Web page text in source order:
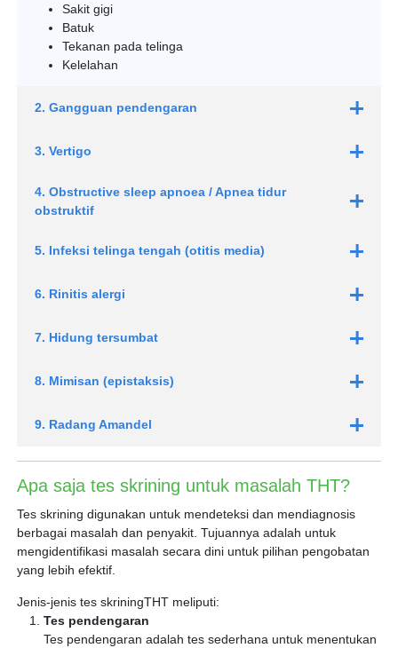
Sakit gigi
Batuk
Tekanan pada telinga
Kelelahan
2. Gangguan pendengaran
3. Vertigo
4. Obstructive sleep apnoea / Apnea tidur
obstruktif
5. Infeksi telinga tengah (otitis media)
6. Rinitis alergi
7. Hidung tersumbat
8. Mimisan (epistaksis)
9. Radang Amandel
Apa saja tes skrining untuk masalah THT?
Tes skrining digunakan untuk mendeteksi dan mendiagnosis
berbagai masalah dan penyakit. Tujuannya adalah untuk
mengidentifikasi masalah secara dini untuk pilihan pengobatan
yang lebih efektif.
Jenis-jenis tes skriningTHT meliputi:
Tes pendengaran
Tes pendengaran adalah tes sederhana untuk menentukan